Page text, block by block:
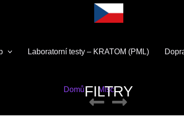
Laboratorní testy – KRATOM​ (PML)
Domů Misc FILTRY
FILTRY